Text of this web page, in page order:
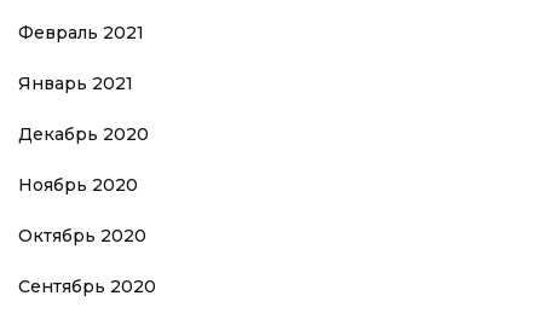
Февраль 2021
Январь 2021
Декабрь 2020
Ноябрь 2020
Октябрь 2020
Сентябрь 2020